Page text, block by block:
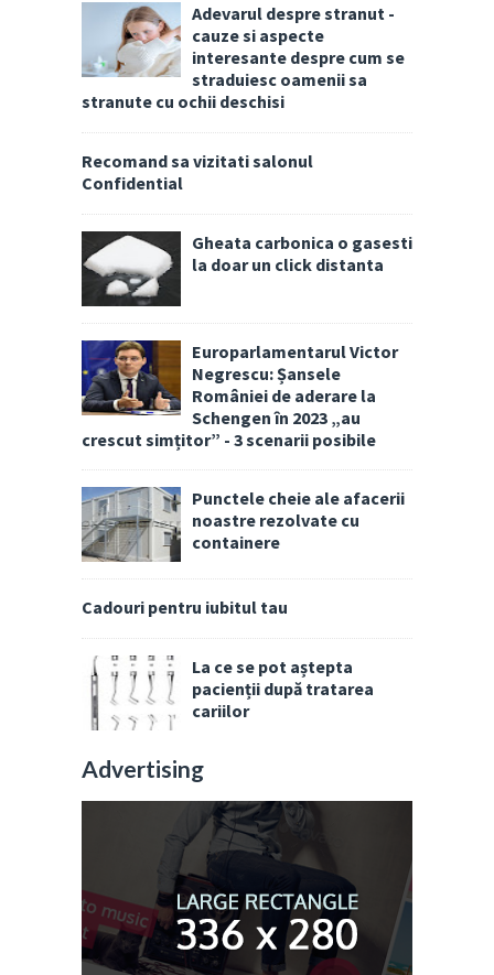
Adevarul despre stranut -
cauze si aspecte
interesante despre cum se
straduiesc oamenii sa
stranute cu ochii deschisi
Recomand sa vizitati salonul
Confidential
Gheata carbonica o gasesti
la doar un click distanta
Europarlamentarul Victor
Negrescu: Șansele
României de aderare la
Schengen în 2023 „au
crescut simțitor” - 3 scenarii posibile
Punctele cheie ale afacerii
noastre rezolvate cu
containere
Cadouri pentru iubitul tau
La ce se pot aștepta
pacienții după tratarea
cariilor
Advertising